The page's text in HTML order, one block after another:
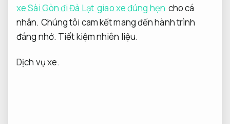
xe Sài Gòn đi Đà Lạt giao xe đúng hẹn cho cá
nhân. Chúng tôi cam kết mang đến hành trình
đáng nhớ. Tiết kiệm nhiên liệu.
Dịch vụ xe.